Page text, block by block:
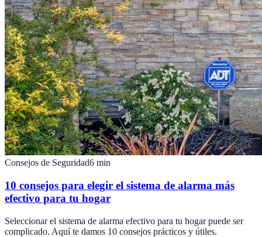
Consejos de Seguridad6 min
10 consejos para elegir el sistema de alarma más
efectivo para tu hogar
Seleccionar el sistema de alarma efectivo para tu hogar puede ser
complicado. Aquí te damos 10 consejos prácticos y útiles.